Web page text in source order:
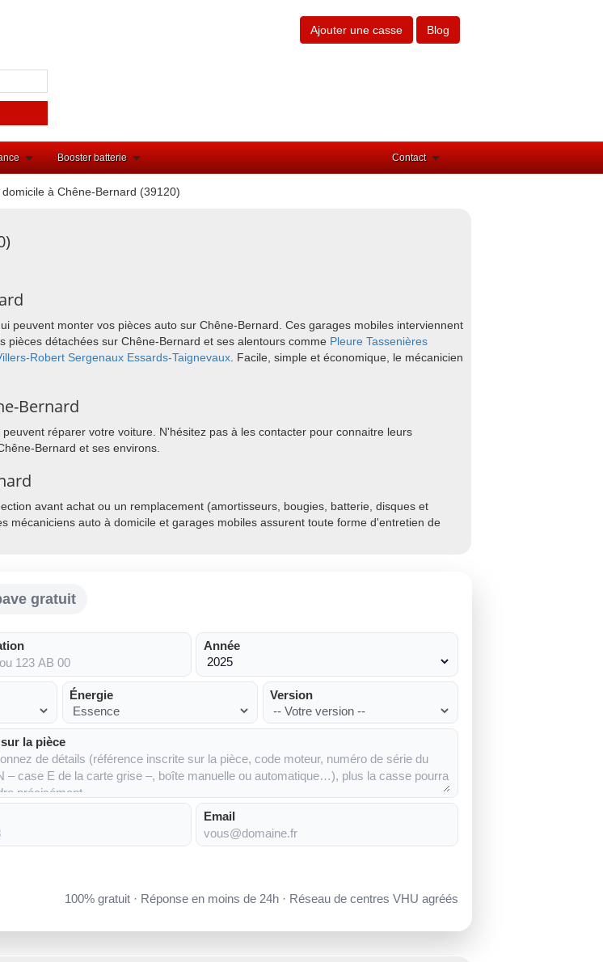
Ajouter une casse Blog
Booster batterie Contact
à Chêne-Bernard (39120)
peuvent monter vos pièces auto sur Chêne-Bernard. Ces garages mobiles interviennent
détachées sur Chêne-Bernard et ses alentours comme Pleure Tassenières
Robert Sergenaux Essards-Taignevaux . Facile, simple et économique, le mécanicien
Bernard
réparer votre voiture. N'hésitez pas à les contacter pour connaitre leurs
Bernard et ses environs.
avant achat ou un remplacement (amortisseurs, bougies, batterie, disques et
mécaniciens auto à domicile et garages mobiles assurent toute forme d'entretien de
gratuit
Année
Énergie Version
la pièce
Email
100% gratuit · Réponse en moins de 24h · Réseau de centres VHU agréés